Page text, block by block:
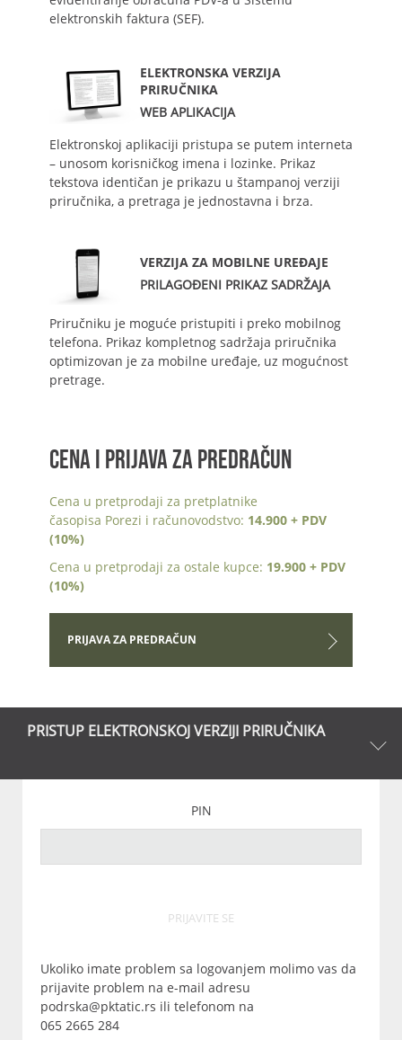
elektronskih faktura (SEF).
ELEKTRONSKA VERZIJA
PRIRUČNIKA
WEB APLIKACIJA
Elektronskoj aplikaciji pristupa se putem interneta
– unosom korisničkog imena i lozinke. Prikaz
tekstova identičan je prikazu u štampanoj verziji
priručnika, a pretraga je jednostavna i brza.
VERZIJA ZA MOBILNE UREĐAJE
PRILAGOĐENI PRIKAZ SADRŽAJA
Priručniku je moguće pristupiti i preko mobilnog
telefona. Prikaz kompletnog sadržaja priručnika
optimizovan je za mobilne uređaje, uz mogućnost
pretrage.
CENA I PRIJAVA ZA PREDRAČUN
Cena u pretprodaji za pretplatnike
časopisa Porezi i računovodstvo: 14.900 + PDV
(10%)
Cena u pretprodaji za ostale kupce: 19.900 + PDV
(10%)
PRIJAVA ZA PREDRAČUN
PRISTUP ELEKTRONSKOJ VERZIJI PRIRUČNIKA
PIN
PRIJAVITE SE
Ukoliko imate problem sa logovanjem molimo vas da
prijavite problem na e-mail adresu
podrska@pktatic.rs ili telefonom na
065 2665 284